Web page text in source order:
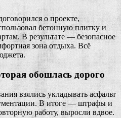
о проекте,
бетонную плитку и
В результате — безопасное
зона отдыха. Всё
обошлась дорого
взялись укладывать асфальт
В итоге — штрафы и
работу, выросли вдвое.